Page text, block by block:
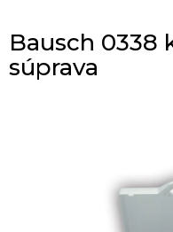
Bausch 0338
súprava